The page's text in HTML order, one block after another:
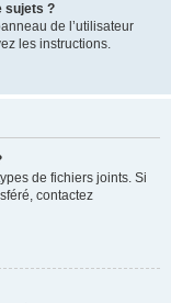
sujets ?
de l’utilisateur
les instructions.
de fichiers joints. Si
contactez